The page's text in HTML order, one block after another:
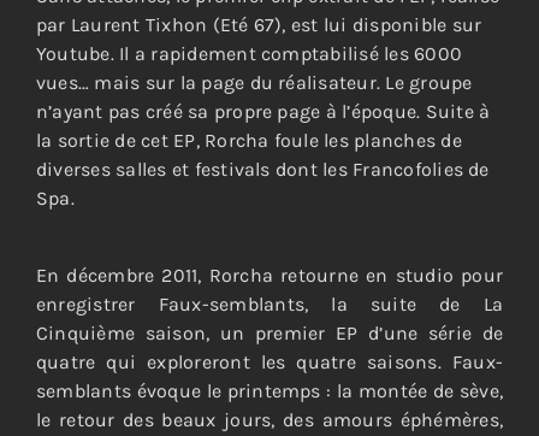
par Laurent Tixhon (Eté 67), est lui disponible sur
Youtube. Il a rapidement comptabilisé les 6000
vues… mais sur la page du réalisateur. Le groupe
n’ayant pas créé sa propre page à l’époque. Suite à
la sortie de cet EP, Rorcha foule les planches de
diverses salles et festivals dont les Francofolies de
Spa.
En décembre 2011, Rorcha retourne en studio pour
enregistrer Faux-semblants, la suite de La
Cinquième saison, un premier EP d’une série de
quatre qui exploreront les quatre saisons. Faux-
semblants évoque le printemps : la montée de sève,
le retour des beaux jours, des amours éphémères,